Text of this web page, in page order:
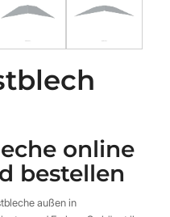
online
bestellen
außen in